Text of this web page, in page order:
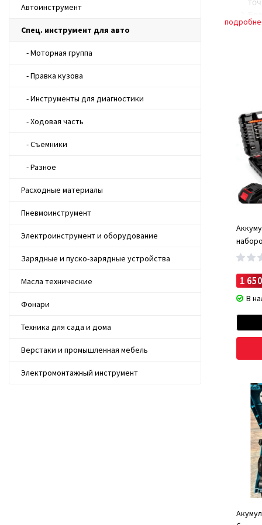
Автоинструмент
Спец. инструмент для авто
- Моторная группа
- Правка кузова
- Инструменты для диагностики
- Ходовая часть
- Съемники
- Разное
Расходные материалы
Пневмоинструмент
Электроинструмент и оборудование
Зарядные и пуско-зарядные устройства
Масла технические
Фонари
Техника для сада и дома
Верстаки и промышленная мебель
Электромонтажный инструмент
Выбор
чаще
Почему
вы
PolkaUA
1
В